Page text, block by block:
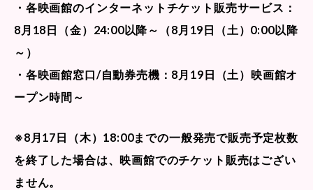
・各映画館のインターネットチケット販売サービス：
8月18日（金）24:00以降～（8月19日（土）0:00以降
～）
・各映画館窓口/自動券売機：8月19日（土）映画館オ
ープン時間～
※8月17日（木）18:00までの一般発売で販売予定枚数
を終了した場合は、映画館でのチケット販売はござい
ません。